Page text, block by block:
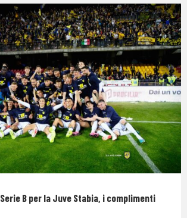
Serie B per la Juve Stabia, i complimenti